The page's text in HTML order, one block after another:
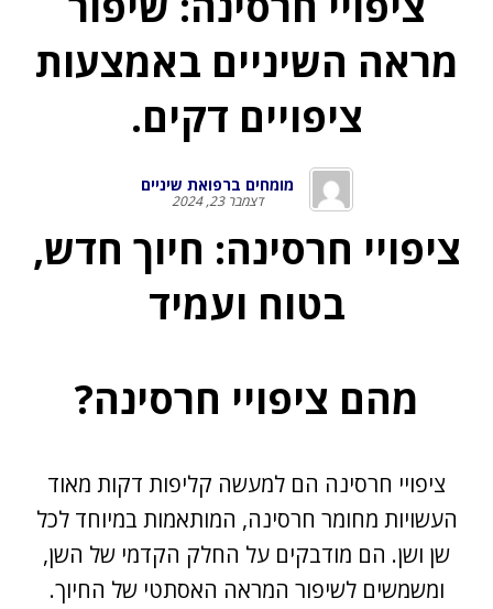
מראה השיניים באמצעות
ציפויים דקים.
מומחים ברפואת שיניים
דצמבר 23, 2024
ציפויי חרסינה: חיוך חדש,
בטוח ועמיד
מהם ציפויי חרסינה?
ציפויי חרסינה הם למעשה קליפות דקות מאוד
העשויות מחומר חרסינה, המותאמות במיוחד לכל
שן ושן. הם מודבקים על החלק הקדמי של השן,
ומשמשים לשיפור המראה האסתטי של החיוך.